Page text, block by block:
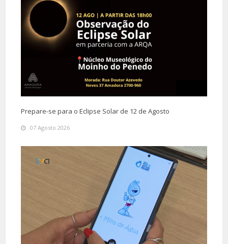
Prepare-se para o Eclipse Solar de 12 de Agosto
07 Agosto 2026